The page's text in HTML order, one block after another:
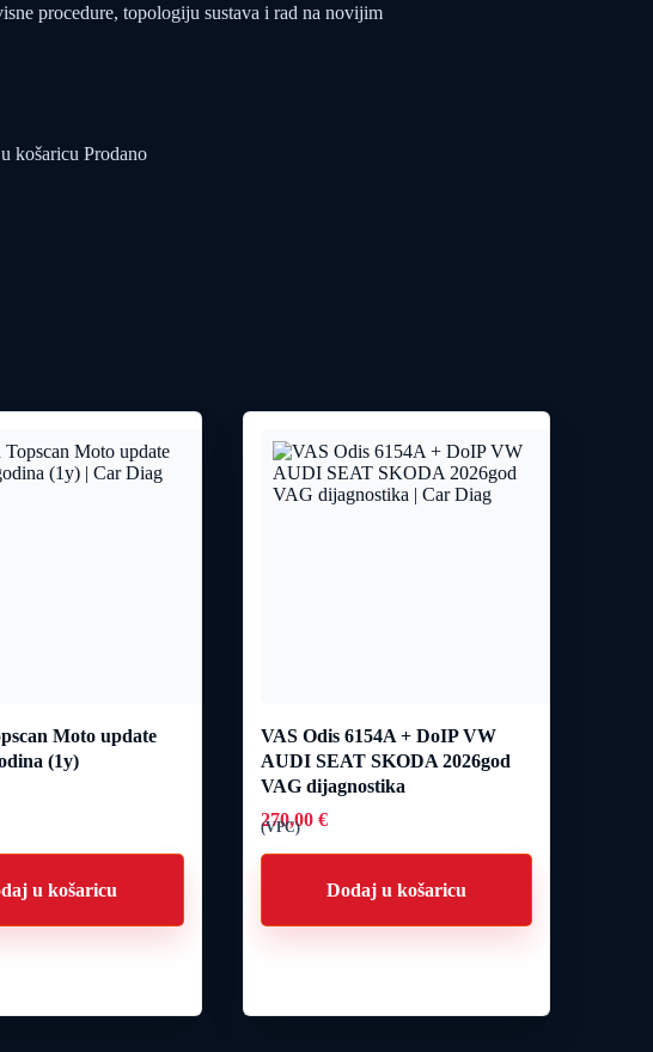
procedure, topologiju sustava i rad na novijim
košaricu Prodano
Moto update
(1y)
u košaricu
VAS Odis 6154A + DoIP VW
AUDI SEAT SKODA 2026god
VAG dijagnostika
270,00 €
(VPC)
Dodaj u košaricu